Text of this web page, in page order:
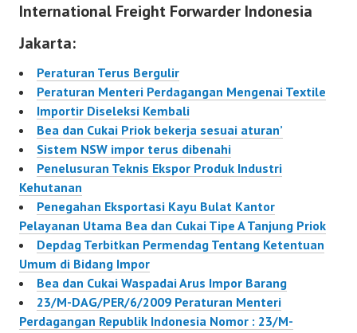
perdagangan dan…
Deputi Menko
Irawadi mengatakan,
ketegasan pemerintah
ini untuk memberantas
segala bentuk
pelanggaran importasi.
Importir yang disasar
adalah importir produk
hilir,…
International Freight Forwarder Indonesia
Jakarta:
Peraturan Terus Bergulir
Peraturan Menteri Perdagangan Mengenai Textile
Importir Diseleksi Kembali
Bea dan Cukai Priok bekerja sesuai aturan’
Sistem NSW impor terus dibenahi
Penelusuran Teknis Ekspor Produk Industri
Kehutanan
Penegahan Eksportasi Kayu Bulat Kantor
Pelayanan Utama Bea dan Cukai Tipe A Tanjung Priok
Depdag Terbitkan Permendag Tentang Ketentuan
Umum di Bidang Impor
Bea dan Cukai Waspadai Arus Impor Barang
23/M-DAG/PER/6/2009 Peraturan Menteri
Perdagangan Republik Indonesia Nomor : 23/M-